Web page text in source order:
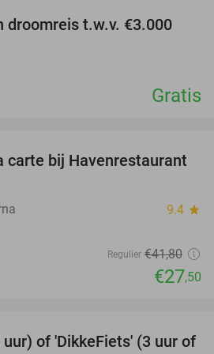
droomreis t.w.v. €3.000
Gratis
34%
carte bij Havenrestaurant
9.4 star
Regulier €41,80
€27,50
50%
of 'DikkeFiets' (3 uur of